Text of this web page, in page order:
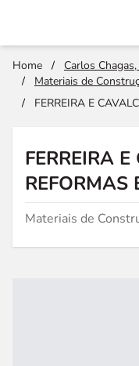
Home /
Carlos
/
Materiais de
/
FERREIRA E
FERREIRA
REFORMAS
Materiais de